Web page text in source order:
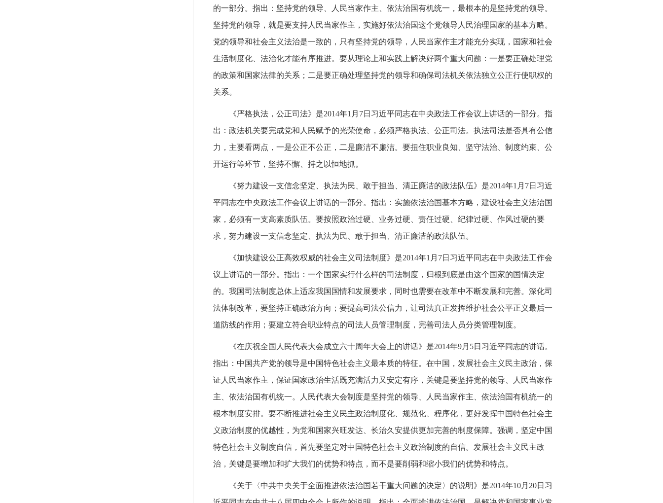
的一部分。指出：坚持党的领导、人民当家作主、依法治国有机统一，最根本的是坚持党的领导。
坚持党的领导，就是要支持人民当家作主，实施好依法治国这个党领导人民治理国家的基本方略。
党的领导和社会主义法治是一致的，只有坚持党的领导，人民当家作主才能充分实现，国家和社会
生活制度化、法治化才能有序推进。要从理论上和实践上解决好两个重大问题：一是要正确处理党
的政策和国家法律的关系；二是要正确处理坚持党的领导和确保司法机关依法独立公正行使职权的
关系。
《严格执法，公正司法》是2014年1月7日习近平同志在中央政法工作会议上讲话的一部分。指
出：政法机关要完成党和人民赋予的光荣使命，必须严格执法、公正司法。执法司法是否具有公信
力，主要看两点，一是公正不公正，二是廉洁不廉洁。要扭住职业良知、坚守法治、制度约束、公
开运行等环节，坚持不懈、持之以恒地抓。
《努力建设一支信念坚定、执法为民、敢于担当、清正廉洁的政法队伍》是2014年1月7日习近
平同志在中央政法工作会议上讲话的一部分。指出：实施依法治国基本方略，建设社会主义法治国
家，必须有一支高素质队伍。要按照政治过硬、业务过硬、责任过硬、纪律过硬、作风过硬的要
求，努力建设一支信念坚定、执法为民、敢于担当、清正廉洁的政法队伍。
《加快建设公正高效权威的社会主义司法制度》是2014年1月7日习近平同志在中央政法工作会
议上讲话的一部分。指出：一个国家实行什么样的司法制度，归根到底是由这个国家的国情决定
的。我国司法制度总体上适应我国国情和发展要求，同时也需要在改革中不断发展和完善。深化司
法体制改革，要坚持正确政治方向；要提高司法公信力，让司法真正发挥维护社会公平正义最后一
道防线的作用；要建立符合职业特点的司法人员管理制度，完善司法人员分类管理制度。
《在庆祝全国人民代表大会成立六十周年大会上的讲话》是2014年9月5日习近平同志的讲话。
指出：中国共产党的领导是中国特色社会主义最本质的特征。在中国，发展社会主义民主政治，保
证人民当家作主，保证国家政治生活既充满活力又安定有序，关键是要坚持党的领导、人民当家作
主、依法治国有机统一。人民代表大会制度是坚持党的领导、人民当家作主、依法治国有机统一的
根本制度安排。要不断推进社会主义民主政治制度化、规范化、程序化，更好发挥中国特色社会主
义政治制度的优越性，为党和国家兴旺发达、长治久安提供更加完善的制度保障。强调，坚定中国
特色社会主义制度自信，首先要坚定对中国特色社会主义政治制度的自信。发展社会主义民主政
治，关键是要增加和扩大我们的优势和特点，而不是要削弱和缩小我们的优势和特点。
《关于〈中共中央关于全面推进依法治国若干重大问题的决定〉的说明》是2014年10月20日习